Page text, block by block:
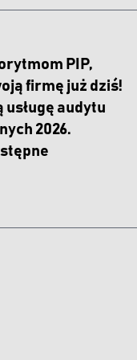
PIP,
firmę już dziś!
audytu
2026.